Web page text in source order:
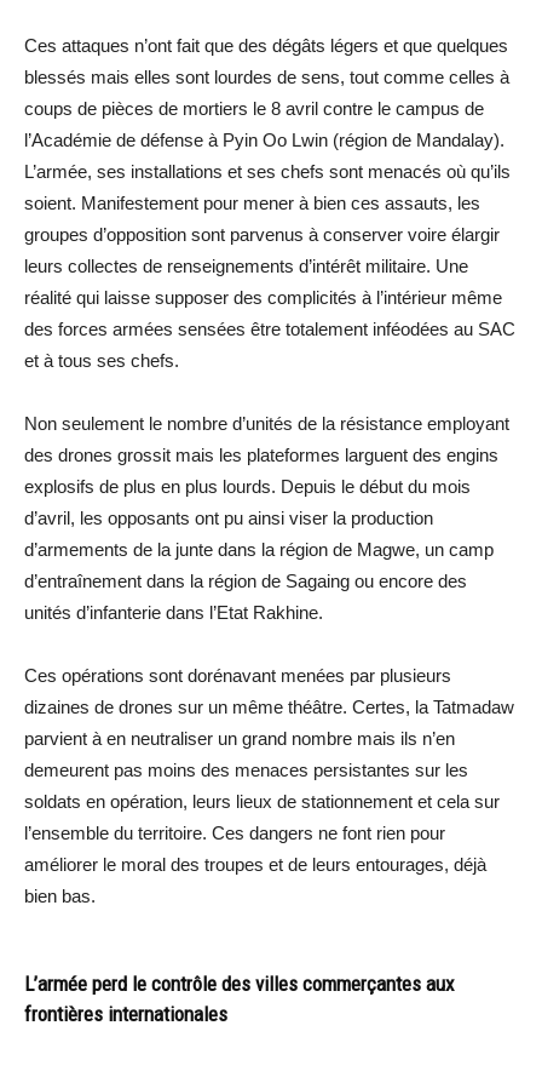
Ces attaques n’ont fait que des dégâts légers et que quelques
blessés mais elles sont lourdes de sens, tout comme celles à
coups de pièces de mortiers le 8 avril contre le campus de
l’Académie de défense à Pyin Oo Lwin (région de Mandalay).
L’armée, ses installations et ses chefs sont menacés où qu’ils
soient. Manifestement pour mener à bien ces assauts, les
groupes d’opposition sont parvenus à conserver voire élargir
leurs collectes de renseignements d’intérêt militaire. Une
réalité qui laisse supposer des complicités à l’intérieur même
des forces armées sensées être totalement inféodées au SAC
et à tous ses chefs.
Non seulement le nombre d’unités de la résistance employant
des drones grossit mais les plateformes larguent des engins
explosifs de plus en plus lourds. Depuis le début du mois
d’avril, les opposants ont pu ainsi viser la production
d’armements de la junte dans la région de Magwe, un camp
d’entraînement dans la région de Sagaing ou encore des
unités d’infanterie dans l’Etat Rakhine.
Ces opérations sont dorénavant menées par plusieurs
dizaines de drones sur un même théâtre. Certes, la Tatmadaw
parvient à en neutraliser un grand nombre mais ils n’en
demeurent pas moins des menaces persistantes sur les
soldats en opération, leurs lieux de stationnement et cela sur
l’ensemble du territoire. Ces dangers ne font rien pour
améliorer le moral des troupes et de leurs entourages, déjà
bien bas.
L’armée perd le contrôle des villes commerçantes aux
frontières internationales